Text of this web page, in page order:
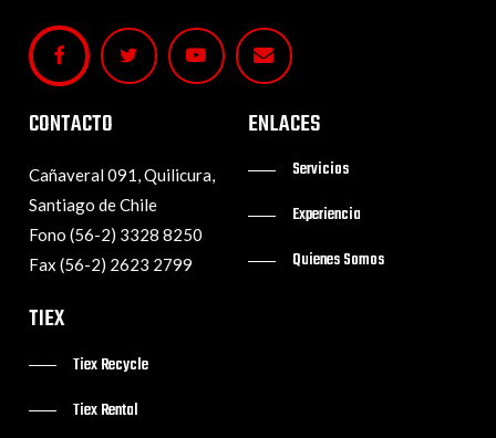
CONTACTO
Cañaveral 091, Quilicura,
Santiago de Chile
Fono (56-2) 3328 8250
Fax (56-2) 2623 2799
ENLACES
Servicios
Experiencia
Quienes Somos
TIEX
Tiex Recycle
Tiex Rental